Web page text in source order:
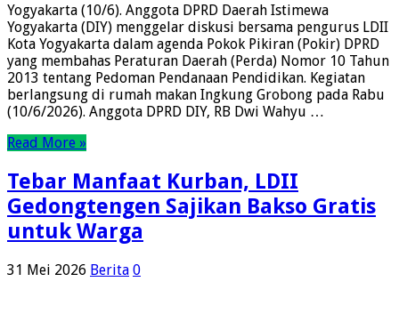
Yogyakarta (10/6). Anggota DPRD Daerah Istimewa
Yogyakarta (DIY) menggelar diskusi bersama pengurus LDII
Kota Yogyakarta dalam agenda Pokok Pikiran (Pokir) DPRD
yang membahas Peraturan Daerah (Perda) Nomor 10 Tahun
2013 tentang Pedoman Pendanaan Pendidikan. Kegiatan
berlangsung di rumah makan Ingkung Grobong pada Rabu
(10/6/2026). Anggota DPRD DIY, RB Dwi Wahyu …
Read More »
Tebar Manfaat Kurban, LDII
Gedongtengen Sajikan Bakso Gratis
untuk Warga
31 Mei 2026 Berita 0